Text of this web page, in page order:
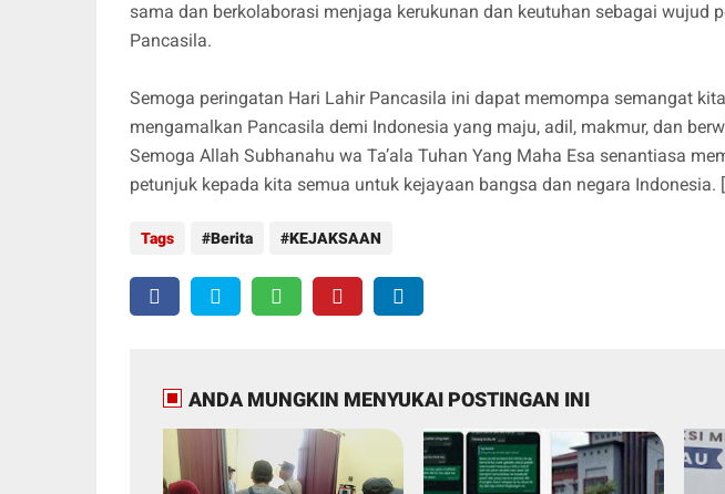
sama dan berkolaborasi menjaga kerukunan dan keutuhan sebagai wujud
Pancasila.
Semoga peringatan Hari Lahir Pancasila ini dapat memompa semangat
mengamalkan Pancasila demi Indonesia yang maju, adil, makmur, dan
Semoga Allah Subhanahu wa Ta’ala Tuhan Yang Maha Esa senantiasa
petunjuk kepada kita semua untuk kejayaan bangsa dan negara Indonesia.
Tags Berita KEJAKSAAN
ANDA MUNGKIN MENYUKAI POSTINGAN INI